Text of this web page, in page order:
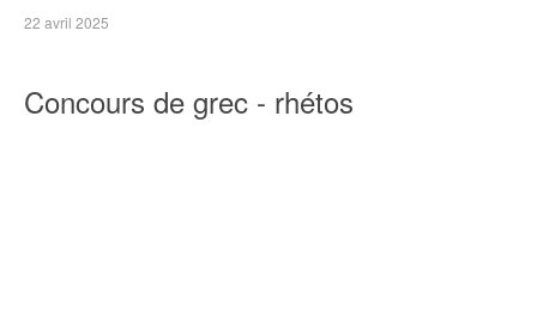
22 avril 2025
Concours de grec - rhétos